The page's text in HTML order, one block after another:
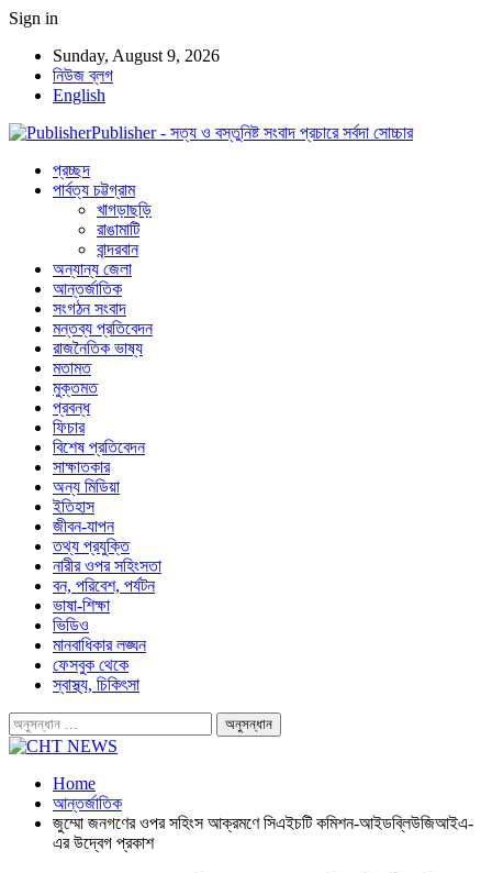
Sign in
Sunday, August 9, 2026
নিউজ ব্লগ
English
Publisher - সত্য ও বস্তুনিষ্ট সংবাদ প্রচারে সর্বদা সোচ্চার
প্রচ্ছদ
পার্বত্য চট্টগ্রাম
খাগড়াছড়ি
রাঙামাটি
বান্দরবান
অন্যান্য জেলা
আন্তর্জাতিক
সংগঠন সংবাদ
মন্তব্য প্রতিবেদন
রাজনৈতিক ভাষ্য
মতামত
মুক্তমত
প্রবন্ধ
ফিচার
বিশেষ প্রতিবেদন
সাক্ষাতকার
অন্য মিডিয়া
ইতিহাস
জীবন-যাপন
তথ্য প্রযুক্তি
নারীর ওপর সহিংসতা
বন, পরিবেশ, পর্যটন
ভাষা-শিক্ষা
ভিডিও
মানবাধিকার লঙ্ঘন
ফেসবুক থেকে
স্বাস্থ্য, চিকিৎসা
Home
আন্তর্জাতিক
জুম্মো জনগণের ওপর সহিংস আক্রমণে সিএইচটি কমিশন-আইডব্লিউজিআইএ-
এর উদ্বেগ প্রকাশ